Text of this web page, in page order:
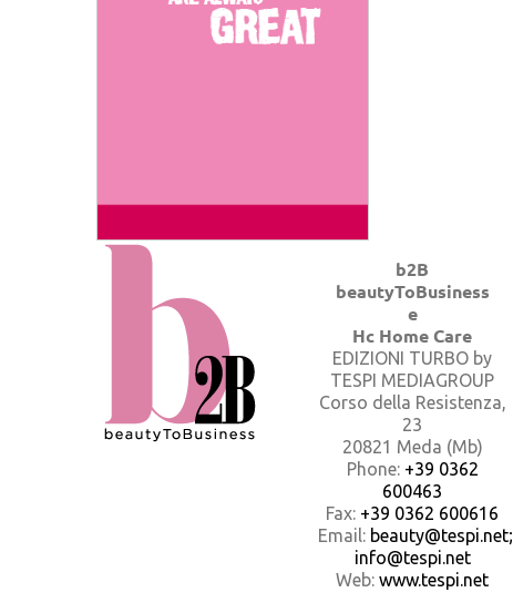
b2B
beautyToBusiness
e
Hc Home Care
EDIZIONI TURBO by
TESPI MEDIAGROUP
Corso della Resistenza,
23
20821 Meda (Mb)
Phone: +39 0362
600463
Fax: +39 0362 600616
Email: beauty@tespi.net;
info@tespi.net
Web: www.tespi.net